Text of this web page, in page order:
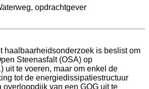
, opdrachtgever
haalbaarheidsonderzoek is beslist om
Steenasfalt (OSA) op
uit te voeren, maar om enkel de
tot de energiedissipatiestructuur
overloopdijk van een GOG uit te